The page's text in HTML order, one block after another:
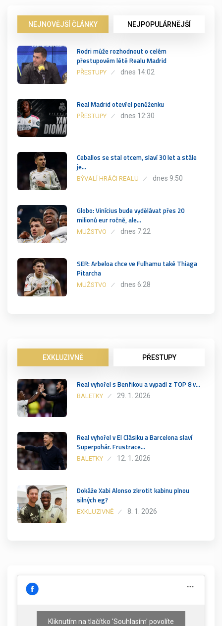
NEJNOVĚJŠÍ ČLÁNKY NEJPOPULÁRNĚJŠÍ
Rodri může rozhodnout o celém
přestupovém létě Realu Madrid
PŘESTUPY dnes 14:02
Real Madrid otevřel peněženku
PŘESTUPY dnes 12:30
Ceballos se stal otcem, slaví 30 let a stále
je…
BÝVALÍ HRÁČI REALU dnes 9:50
Globo: Vinícius bude vydělávat přes 20
milionů eur ročně, ale…
MUŽSTVO dnes 7:22
SER: Arbeloa chce ve Fulhamu také Thiaga
Pitarcha
MUŽSTVO dnes 6:28
EXKLUZIVNĚ PŘESTUPY
Real vyhořel s Benfikou a vypadl z TOP 8 v…
BALETKY 29. 1. 2026
Real vyhořel v El Clásiku a Barcelona slaví
Superpohár. Frustrace…
BALETKY 12. 1. 2026
Dokáže Xabi Alonso zkrotit kabinu plnou
silných eg?
EXKLUZIVNĚ 8. 1. 2026
Kliknutím na tlačítko 'Souhlasím' povolíte